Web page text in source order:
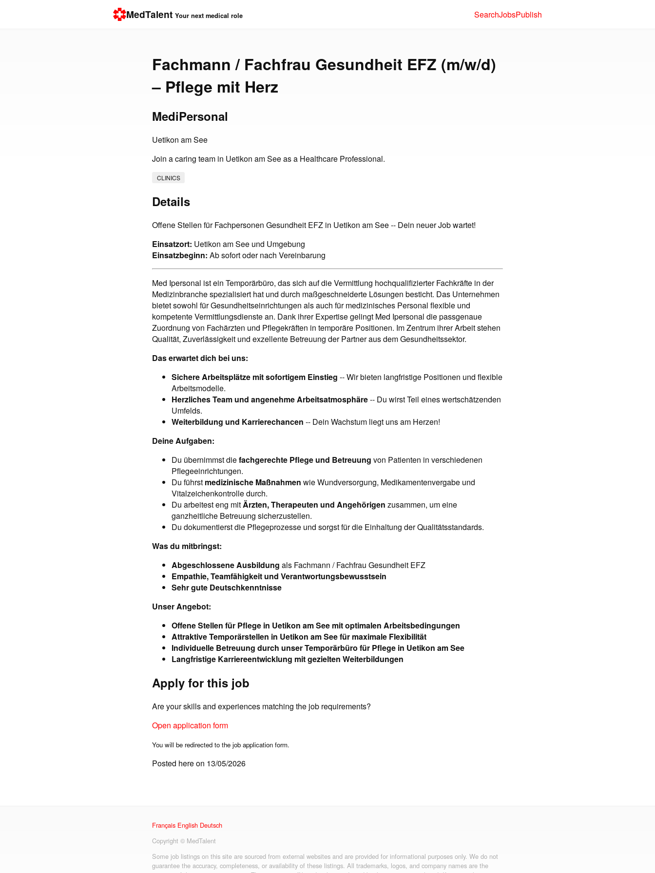
MedTalent Your next medical role SearchJobsPublish
Fachmann / Fachfrau Gesundheit EFZ (m/w/d)
– Pflege mit Herz
MediPersonal
Uetikon am See
Join a caring team in Uetikon am See as a Healthcare Professional.
CLINICS
Details
Offene Stellen für Fachpersonen Gesundheit EFZ in Uetikon am See -- Dein neuer Job wartet!
Einsatzort: Uetikon am See und Umgebung
Einsatzbeginn: Ab sofort oder nach Vereinbarung
Med Ipersonal ist ein Temporärbüro, das sich auf die Vermittlung hochqualifizierter Fachkräfte in der
Medizinbranche spezialisiert hat und durch maßgeschneiderte Lösungen besticht. Das Unternehmen
bietet sowohl für Gesundheitseinrichtungen als auch für medizinisches Personal flexible und
kompetente Vermittlungsdienste an. Dank ihrer Expertise gelingt Med Ipersonal die passgenaue
Zuordnung von Fachärzten und Pflegekräften in temporäre Positionen. Im Zentrum ihrer Arbeit stehen
Qualität, Zuverlässigkeit und exzellente Betreuung der Partner aus dem Gesundheitssektor.
Das erwartet dich bei uns:
Sichere Arbeitsplätze mit sofortigem Einstieg -- Wir bieten langfristige Positionen und flexible
Arbeitsmodelle.
Herzliches Team und angenehme Arbeitsatmosphäre-- Du wirst Teil eines wertschätzenden
Umfelds.
Weiterbildung und Karrierechancen -- Dein Wachstum liegt uns am Herzen!
Deine Aufgaben:
Du übernimmst diefachgerechte Pflege und Betreuung von Patienten in verschiedenen
Pflegeeinrichtungen.
Du führst medizinische Maßnahmen wie Wundversorgung, Medikamentenvergabe und
Vitalzeichenkontrolle durch.
Du arbeitest eng mitÄrzten, Therapeuten und Angehörigen zusammen, um eine
ganzheitliche Betreuung sicherzustellen.
Du dokumentierst die Pflegeprozesse und sorgst für die Einhaltung der Qualitätsstandards.
Was du mitbringst:
Abgeschlossene Ausbildung als Fachmann / Fachfrau Gesundheit EFZ
Empathie, Teamfähigkeit und Verantwortungsbewusstsein
Sehr gute Deutschkenntnisse
Unser Angebot:
Offene Stellen für Pflege in Uetikon am See mit optimalen Arbeitsbedingungen
Attraktive Temporärstellen in Uetikon am See für maximale Flexibilität
Individuelle Betreuung durch unser Temporärbüro für Pflege in Uetikon am See
Langfristige Karriereentwicklung mit gezielten Weiterbildungen
Apply for this job
Are your skills and experiences matching the job requirements?
Open application form
You will be redirected to the job application form.
Posted here on 13/05/2026
Français English Deutsch
Copyright © MedTalent
Some job listings on this site are sourced from external websites and are provided for informational purposes only. We do not
guarantee the accuracy, completeness, or availability of these listings. All trademarks, logos, and company names are the